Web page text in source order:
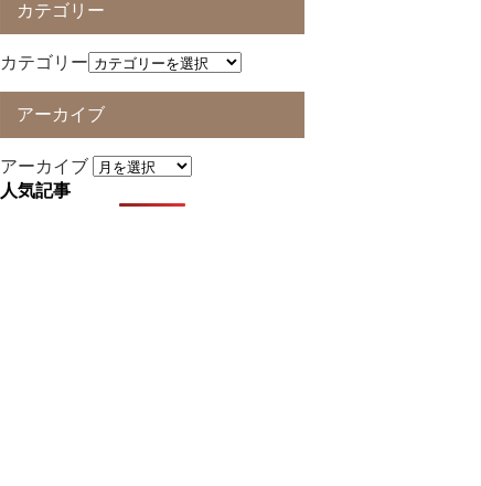
カテゴリー
カテゴリー
アーカイブ
アーカイブ
人気記事